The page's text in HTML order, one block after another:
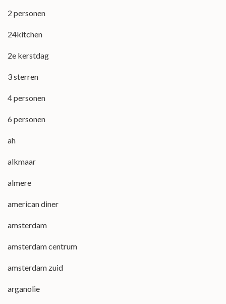
2 personen
24kitchen
2e kerstdag
3 sterren
4 personen
6 personen
ah
alkmaar
almere
american diner
amsterdam
amsterdam centrum
amsterdam zuid
arganolie